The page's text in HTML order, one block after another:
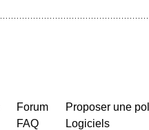
Forum
FAQ
Proposer une
Logiciels